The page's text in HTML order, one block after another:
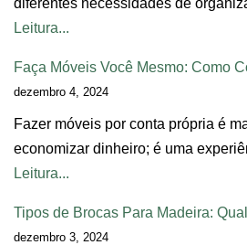
diferentes necessidades de
Leitura...
Faça Móveis Você Mesmo: Como
dezembro 4, 2024
Fazer móveis por conta própria é
economizar dinheiro; é uma
Leitura...
Tipos de Brocas Para Madeira:
dezembro 3, 2024